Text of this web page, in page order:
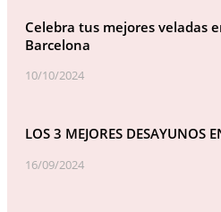
Celebra tus mejores veladas
Barcelona
10/10/2024
LOS 3 MEJORES DESAYUNOS
16/09/2024